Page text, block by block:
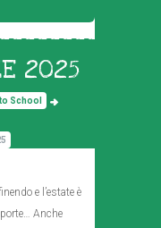
2025
School
e l’estate è
Anche